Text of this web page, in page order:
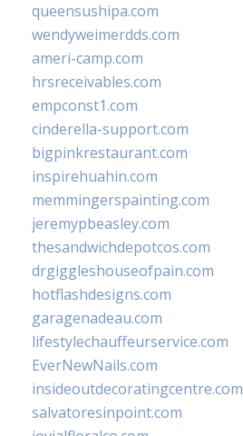
queensushipa.com
wendyweimerdds.com
ameri-camp.com
hrsreceivables.com
empconst1.com
cinderella-support.com
bigpinkrestaurant.com
inspirehuahin.com
memmingerspainting.com
jeremypbeasley.com
thesandwichdepotcos.com
drgiggleshouseofpain.com
hotflashdesigns.com
garagenadeau.com
lifestylechauffeurservice.com
EverNewNails.com
insideoutdecoratingcentre.com
salvatoresinpoint.com